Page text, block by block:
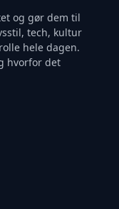
og gør dem til
tech, kultur
hele dagen.
hvorfor det